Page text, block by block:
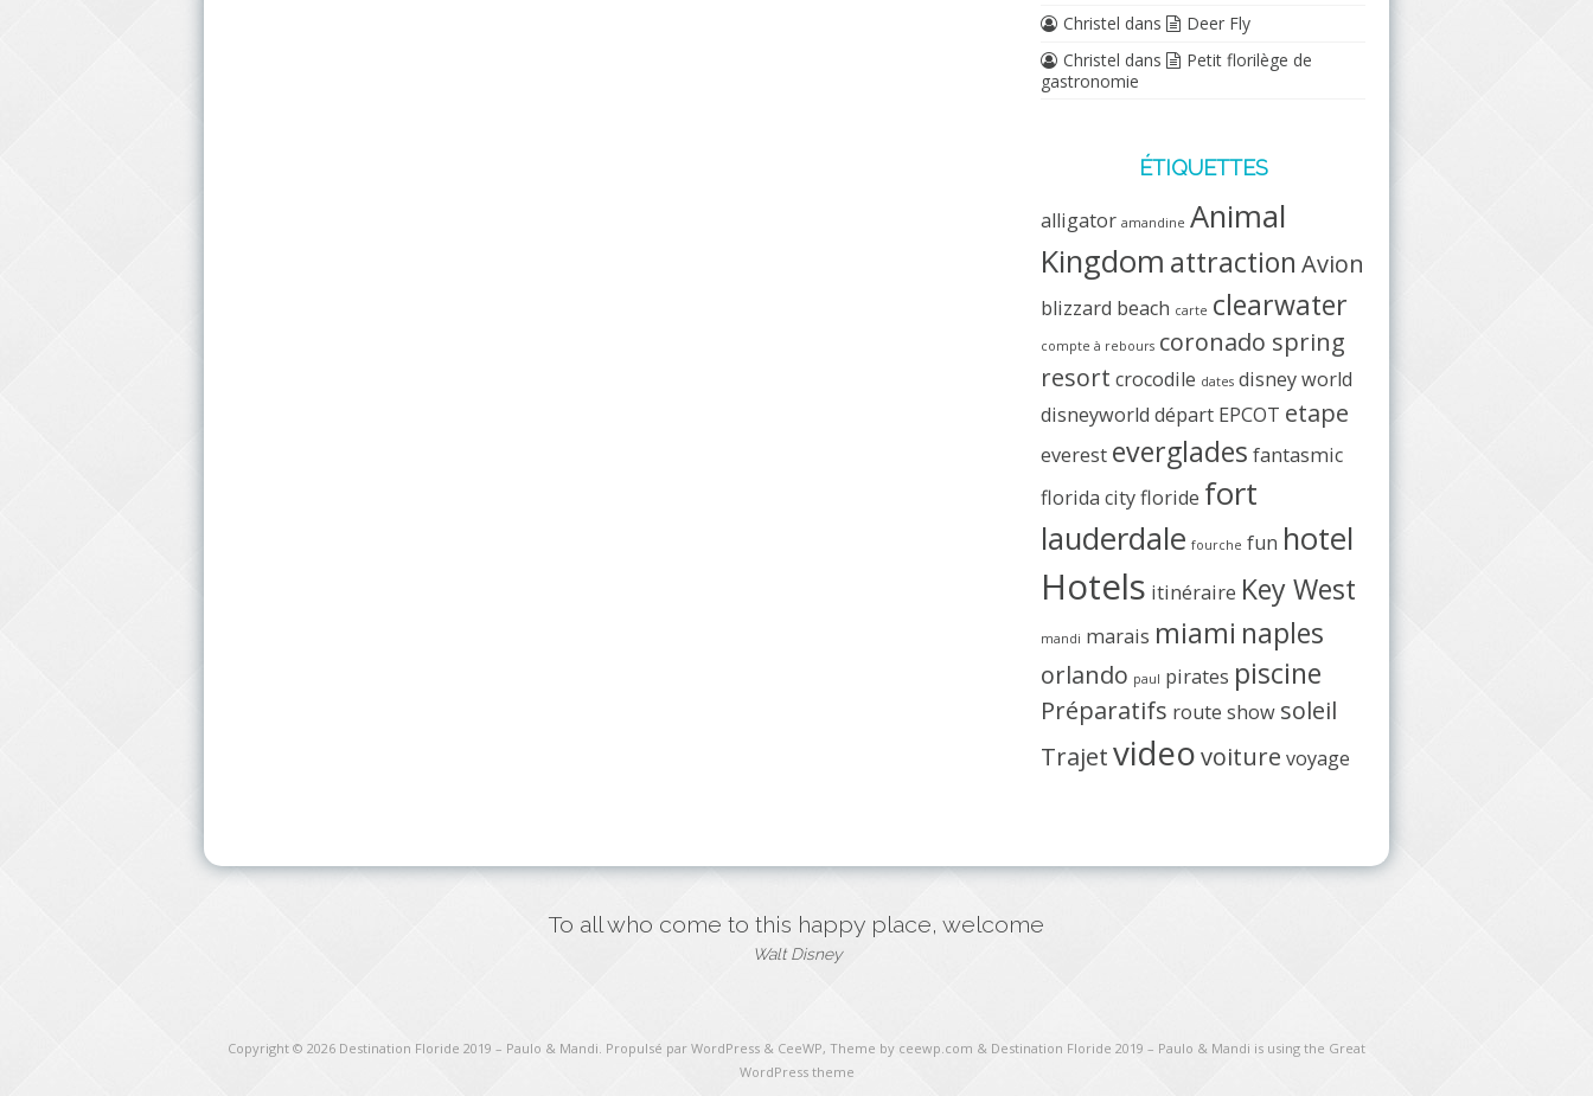
Christel dans
Deer Fly
Christel dans
Petit florilège de
gastronomie
ÉTIQUETTES
alligator amandine Animal
Kingdom attraction Avion
blizzard beach carte clearwater
compte à rebours coronado spring
resort crocodile dates disney world
disneyworld départ EPCOT etape
everest everglades fantasmic
florida cityfloride fort
lauderdale fourche fun hotel
Hotels itinéraire Key West
mandi marais miami naples
orlando paul pirates piscine
Préparatifs route show soleil
Trajetvideovoiture voyage
To all who come to this happy place, welcome
Walt Disney
Copyright © 2026 Destination Floride 2019 – Paulo & Mandi. Propulsé par WordPress & CeeWP, Theme by ceewp.com & Destination Floride 2019 – Paulo & Mandi is using the Great
WordPress theme